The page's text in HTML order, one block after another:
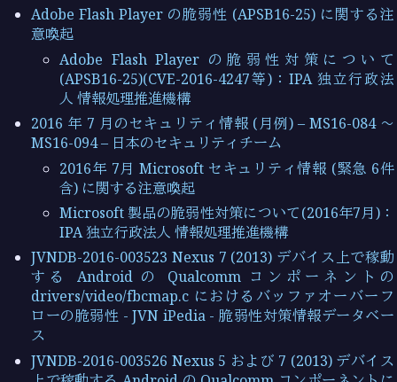
Adobe Flash Player の脆弱性 (APSB16-25) に関する注
意喚起
Adobe Flash Player の脆弱性対策について
(APSB16-25)(CVE-2016-4247等)：IPA 独立行政法
人 情報処理推進機構
2016 年 7 月のセキュリティ情報 (月例) – MS16-084 ～
MS16-094 – 日本のセキュリティチーム
2016年 7月 Microsoft セキュリティ情報 (緊急 6件
含) に関する注意喚起
Microsoft 製品の脆弱性対策について(2016年7月)：
IPA 独立行政法人 情報処理推進機構
JVNDB-2016-003523 Nexus 7 (2013) デバイス上で稼動
する Android の Qualcomm コンポーネントの
drivers/video/fbcmap.c におけるバッファオーバーフ
ローの脆弱性 - JVN iPedia - 脆弱性対策情報データベー
ス
JVNDB-2016-003526 Nexus 5 および 7 (2013) デバイス